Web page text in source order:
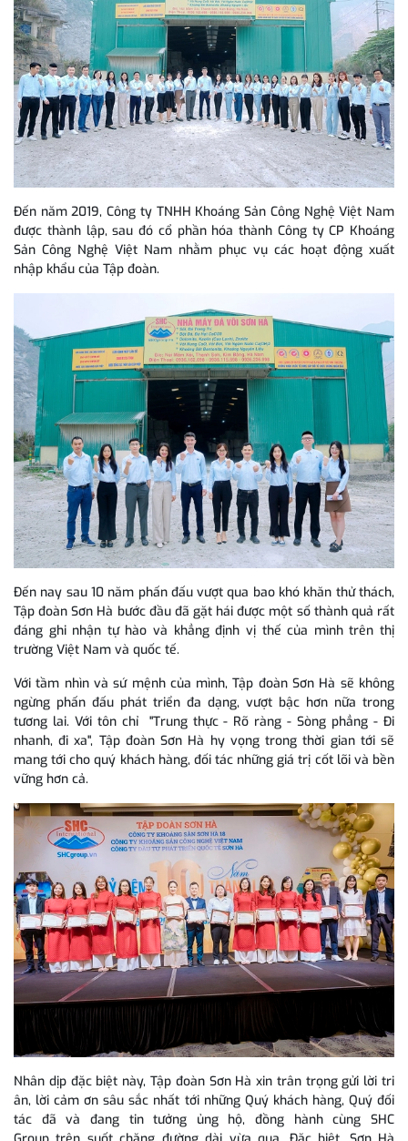
Đến năm 2019, Công ty TNHH Khoáng Sản Công Nghệ Việt Nam
được thành lập, sau đó cổ phần hóa thành Công ty CP Khoáng
Sản Công Nghệ Việt Nam nhằm phục vụ các hoạt động xuất
nhập khẩu của Tập đoàn.
Đến nay sau 10 năm phấn đấu vượt qua bao khó khăn thử thách,
Tập đoàn Sơn Hà bước đầu đã gặt hái được một số thành quả rất
đáng ghi nhận tự hào và khẳng định vị thế của mình trên thị
trường Việt Nam và quốc tế.
Với tầm nhìn và sứ mệnh của mình, Tập đoàn Sơn Hà sẽ không
ngừng phấn đấu phát triển đa dạng, vượt bậc hơn nữa trong
tương lai. Với tôn chỉ "Trung thực - Rõ ràng - Sòng phẳng - Đi
nhanh, đi xa", Tập đoàn Sơn Hà hy vọng trong thời gian tới sẽ
mang tới cho quý khách hàng, đối tác những giá trị cốt lõi và bền
vững hơn cả.
Nhân dịp đặc biệt này, Tập đoàn Sơn Hà xin trân trọng gửi lời tri
ân, lời cảm ơn sâu sắc nhất tới những Quý khách hàng, Quý đối
tác đã và đang tin tưởng ủng hộ, đồng hành cùng SHC